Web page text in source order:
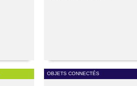
OBJETS CONNECTÉS